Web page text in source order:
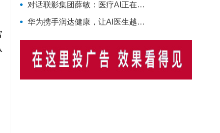
对话联影集团薛敏：医疗AI正在从模型竞争，走向医疗体系的重构
华为携手润达健康，让AI医生越来越靠谱